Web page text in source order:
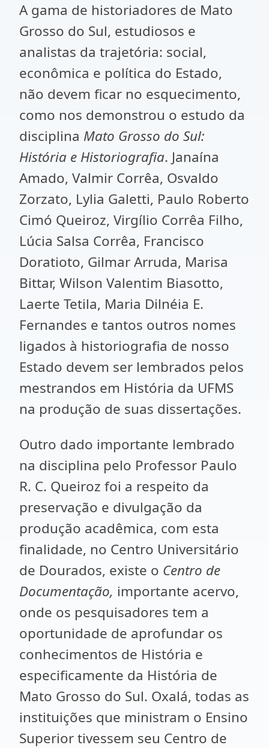
A gama de historiadores de Mato
Grosso do Sul, estudiosos e
analistas da trajetória: social,
econômica e política do Estado,
não devem ficar no esquecimento,
como nos demonstrou o estudo da
disciplina Mato Grosso do Sul:
História e Historiografia. Janaína
Amado, Valmir Corrêa, Osvaldo
Zorzato, Lylia Galetti, Paulo Roberto
Cimó Queiroz, Virgílio Corrêa Filho,
Lúcia Salsa Corrêa, Francisco
Doratioto, Gilmar Arruda, Marisa
Bittar, Wilson Valentim Biasotto,
Laerte Tetila, Maria Dilnéia E.
Fernandes e tantos outros nomes
ligados à historiografia de nosso
Estado devem ser lembrados pelos
mestrandos em História da UFMS
na produção de suas dissertações.
Outro dado importante lembrado
na disciplina pelo Professor Paulo
R. C. Queiroz foi a respeito da
preservação e divulgação da
produção acadêmica, com esta
finalidade, no Centro Universitário
de Dourados, existe o Centro de
Documentação, importante acervo,
onde os pesquisadores tem a
oportunidade de aprofundar os
conhecimentos de História e
especificamente da História de
Mato Grosso do Sul. Oxalá, todas as
instituições que ministram o Ensino
Superior tivessem seu Centro de